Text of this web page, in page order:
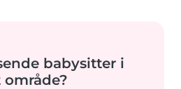
babysitter i